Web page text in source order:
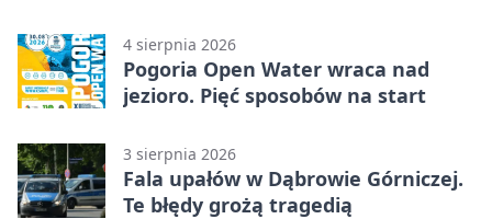
4 sierpnia 2026
Pogoria Open Water wraca nad
jezioro. Pięć sposobów na start
3 sierpnia 2026
Fala upałów w Dąbrowie Górniczej.
Te błędy grożą tragedią